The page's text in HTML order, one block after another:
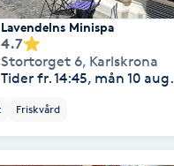
Lavendelns Minispa
4.7
Stortorget 6, Karlskrona
Tider fr. 14:45, mån 10 aug.
Friskvård